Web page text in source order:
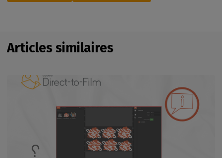
Articles similaires